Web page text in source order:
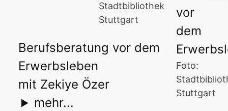
Foto:
Stuttgart
Stadtbibliothek
Stuttgart
Berufsberatung vor dem
Erwerbsleben
mit Zekiye Özer
mehr...